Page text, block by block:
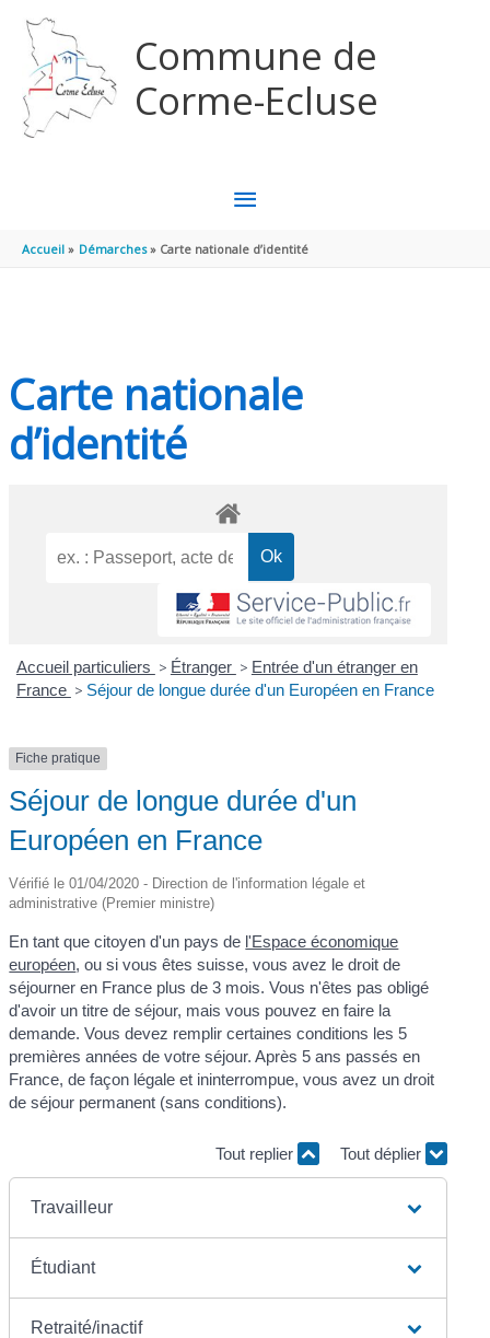
Commune de
Corme-Ecluse
MENU
PRINCIPAL
Accueil Démarches Carte nationale d’identité
Carte nationale
d’identité
Accueil particuliers > Étranger > Entrée d'un étranger en
France > Séjour de longue durée d'un Européen en France
Fiche pratique
Séjour de longue durée d'un
Européen en France
Vérifié le 01/04/2020 - Direction de l'information légale et
administrative (Premier ministre)
En tant que citoyen d'un pays de l'Espace économique
européen, ou si vous êtes suisse, vous avez le droit de
séjourner en France plus de 3 mois. Vous n'êtes pas obligé
d'avoir un titre de séjour, mais vous pouvez en faire la
demande. Vous devez remplir certaines conditions les 5
premières années de votre séjour. Après 5 ans passés en
France, de façon légale et ininterrompue, vous avez un droit
de séjour permanent (sans conditions).
Tout replier Tout déplier
Travailleur
Étudiant
Retraité/inactif